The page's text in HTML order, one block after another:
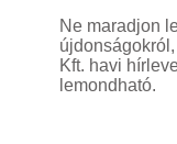
Ne maradjon
Kft. havi
lemondható.